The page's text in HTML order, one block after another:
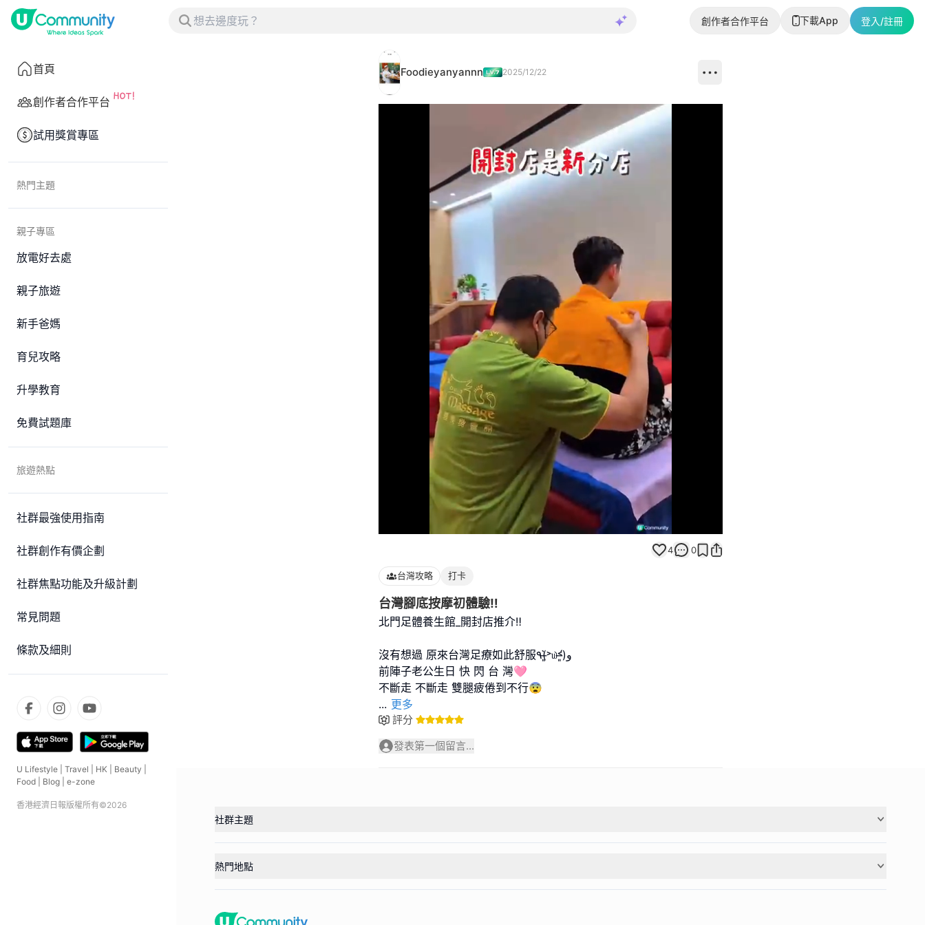
創作者合作平台 下載App 登入/註冊
首頁
創作者合作平台
試用獎賞專區
熱門主題
親子專區
放電好去處
親子旅遊
新手爸媽
育兒攻略
升學教育
免費試題庫
旅遊熱點
社群最強使用指南
社群創作有價企劃
社群焦點功能及升級計劃
常見問題
條款及細則
U Lifestyle Travel HK Beauty
Food
Blog e-zone
香港經濟日報版權所有©2026
Foodieyanyannn 2025/12/22
Loaded
96.77%
4 0
台灣攻略 打卡
台灣腳底按摩初體驗‼️
北門足體養生館_開封店推介‼️
沒有想過 原來台灣足療如此舒服٩(˃̶͈̀௰˂̶͈́)و
前陣子老公生日 快 閃 台 灣🩷
... 更多
評分
發表第一個留言...
社群主題
熱門地點